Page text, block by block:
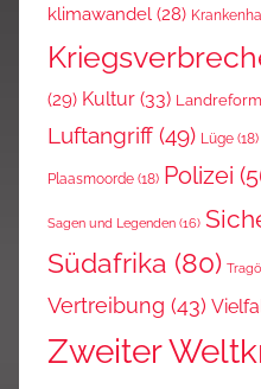
klimawandel (28)
(29) Kultur (33) Landreform
Luftangriff (49) Lüge (18)
Plaasmoorde (18) Polizei
Sagen und Legenden (16)
Südafrika (80)
Vertreibung (43)
Zweiter